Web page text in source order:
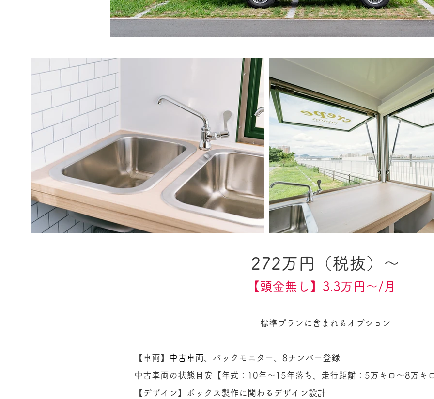
272万円（税抜）〜
【頭金無し】3.3万円〜/月
標準プランに含まれるオプション
【車両】 中古車両 、バックモニター、8ナンバー登録
中古車両の状態目安【年式：10年〜15年落ち、走行距離：5万キロ〜8万キ
【デザイン】ボックス製作に関わるデザイン設計